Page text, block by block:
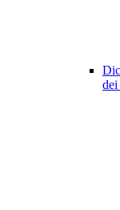
dei